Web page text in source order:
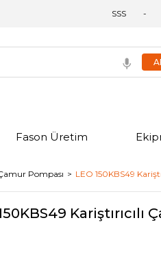
SSS
Fason Üretim
Çamur Pompası LEO 150KBS49